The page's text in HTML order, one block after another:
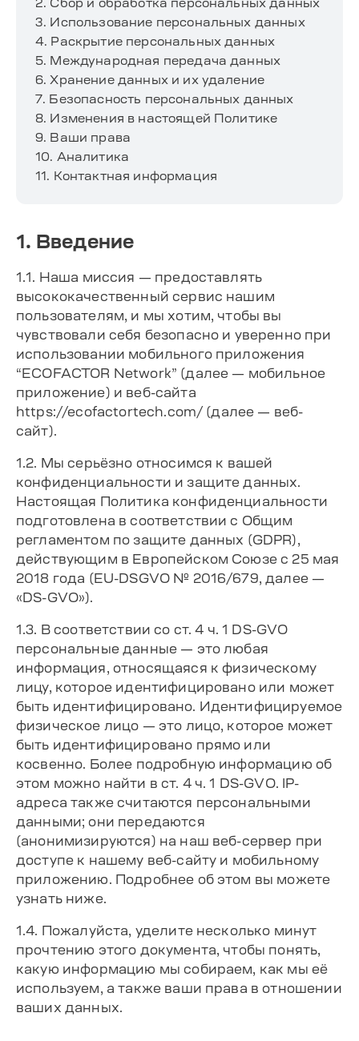
2. Сбор и обработка персональных данных
3. Использование персональных данных
4. Раскрытие персональных данных
5. Международная передача данных
6. Хранение данных и их удаление
7. Безопасность персональных данных
8. Изменения в настоящей Политике
9. Ваши права
10. Аналитика
11. Контактная информация
1. Введение
1.1. Наша миссия — предоставлять
высококачественный сервис нашим
пользователям, и мы хотим, чтобы вы
чувствовали себя безопасно и уверенно при
использовании мобильного приложения
“ECOFACTOR Network” (далее — мобильное
приложение) и веб-сайта
https://ecofactortech.com/ (далее — веб-
сайт).
1.2. Мы серьёзно относимся к вашей
конфиденциальности и защите данных.
Настоящая Политика конфиденциальности
подготовлена в соответствии с Общим
регламентом по защите данных (GDPR),
действующим в Европейском Союзе с 25 мая
2018 года (EU-DSGVO № 2016/679, далее —
«DS-GVO»).
1.3. В соответствии со ст. 4 ч. 1 DS-GVO
персональные данные — это любая
информация, относящаяся к физическому
лицу, которое идентифицировано или может
быть идентифицировано. Идентифицируемое
физическое лицо — это лицо, которое может
быть идентифицировано прямо или
косвенно. Более подробную информацию об
этом можно найти в ст. 4 ч. 1 DS-GVO. IP-
адреса также считаются персональными
данными; они передаются
(анонимизируются) на наш веб-сервер при
доступе к нашему веб-сайту и мобильному
приложению. Подробнее об этом вы можете
узнать ниже.
1.4. Пожалуйста, уделите несколько минут
прочтению этого документа, чтобы понять,
какую информацию мы собираем, как мы её
используем, а также ваши права в отношении
ваших данных.